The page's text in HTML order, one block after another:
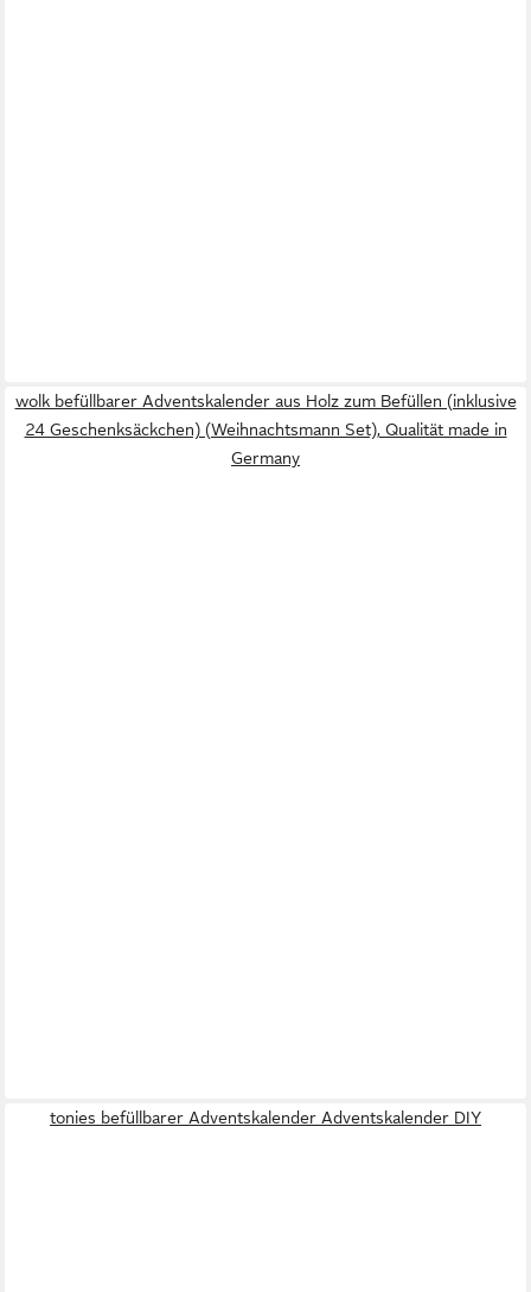
wolk befüllbarer Adventskalender aus Holz zum Befüllen (inklusive
24 Geschenksäckchen) (Weihnachtsmann Set), Qualität made in
Germany
tonies befüllbarer Adventskalender Adventskalender DIY